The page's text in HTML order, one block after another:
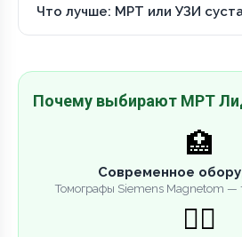
Что лучше: МРТ или УЗИ
Почему выбирают МРТ
🏥
Современное
Томографы Siemens Magnetom —
👨‍⚕️